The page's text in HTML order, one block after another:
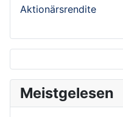
Aktionärsrendite
Meistgelesen